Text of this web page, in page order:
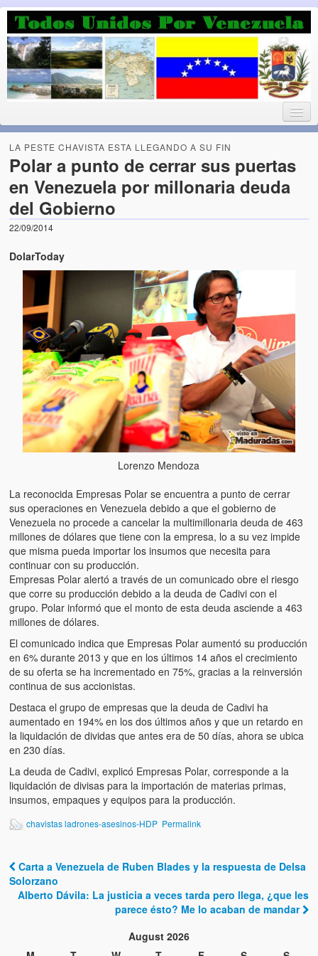
Luchando por la Democracia
Fuera el chavismo, la peor peste que le ha caido a esta tierra
Home
¡Bienvenido!
Blog. (Todos Unidos por Venezuela welcomes you to our Blog)
Acerca de este blog (About this Blog)
Artículos
El Tipo y los Rojos en Los Teques (The Jerk and the Reds in
Teques)
Hablé con Chavistas (I spoke with chavistas)
La burla del Chavez “tan amante de los niños” (The mockery of
Chavez “such a children lover”)
Los niños de las calles de Venezuela (Children of the streets of
Luis y El Mono… en armas (Luis and El Mono… armed)
Puente Llaguno, Miraflores… ¿y Lina?
Radio Emisoras y canales de televisión clausurados por el
de Chávez hasta el 2009
Victimas del 11 de abril de 2002
Víctimas del régimen dictatorial de Chávez desde que tomó el
poder hasta el 31 de diciembre de 2009
Víctimas inocentes de la violencia castrista del 4 de Febrero de
¡¡¡Miserable traidor, mira a tu pueblo!!! (Despicable traitor, look
your country!!!)
Fotos
Versos
Cuentos
Chistes
LA PESTE CHAVISTA ESTA LLEGANDO A SU FIN
Polar a punto de cerrar sus puertas
en Venezuela por millonaria deuda
del Gobierno
22/09/2014
DolarToday
Lorenzo Mendoza
La reconocida Empresas Polar se encuentra a punto de cerrar
sus operaciones en Venezuela debido a que el gobierno de
Venezuela no procede a cancelar la multimillonaria deuda de 463
millones de dólares que tiene con la empresa, lo a su vez impide
que misma pueda importar los insumos que necesita para
continuar con su producción.
Empresas Polar alertó a través de un comunicado obre el riesgo
que corre su producción debido a la deuda de Cadivi con el
grupo. Polar informó que el monto de esta deuda asciende a 463
millones de dólares.
El comunicado indica que Empresas Polar aumentó su producción
en 6% durante 2013 y que en los últimos 14 años el crecimiento
de su oferta se ha incrementado en 75%, gracias a la reinversión
continua de sus accionistas.
Destaca el grupo de empresas que la deuda de Cadivi ha
aumentado en 194% en los dos últimos años y que un retardo en
la liquidación de dividas que antes era de 50 días, ahora se ubica
en 230 días.
La deuda de Cadivi, explicó Empresas Polar, corresponde a la
liquidación de divisas para la importación de materias primas,
insumos, empaques y equipos para la producción.
chavistas ladrones-asesinos-HDP Permalink
Post navigation
Carta a Venezuela de Ruben Blades y la respuesta de Delsa
Solorzano
Alberto Dávila: La justicia a veces tarda pero llega, ¿que les
parece ésto? Me lo acaban de mandar
August 2026